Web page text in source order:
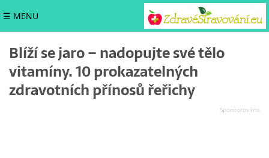
☰ MENU
Blíží se jaro – nadopujte své tělo
vitamíny. 10 prokazatelných
zdravotních přínosů řeřichy